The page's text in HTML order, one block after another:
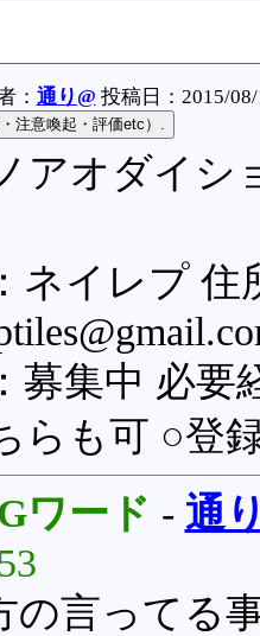
： 通り@ 投稿日：2015/
アオダイ
ネイレプ 住
集中 必要
らも可 ○登
ワード - 通
の言ってる